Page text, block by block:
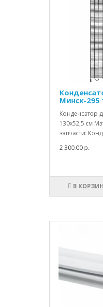
Минск-295
Конденсатор
130х52,5 см
запчасти:
2 300.00 р.
В